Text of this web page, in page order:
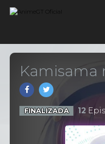
Kamisama
FINALIZADA 12